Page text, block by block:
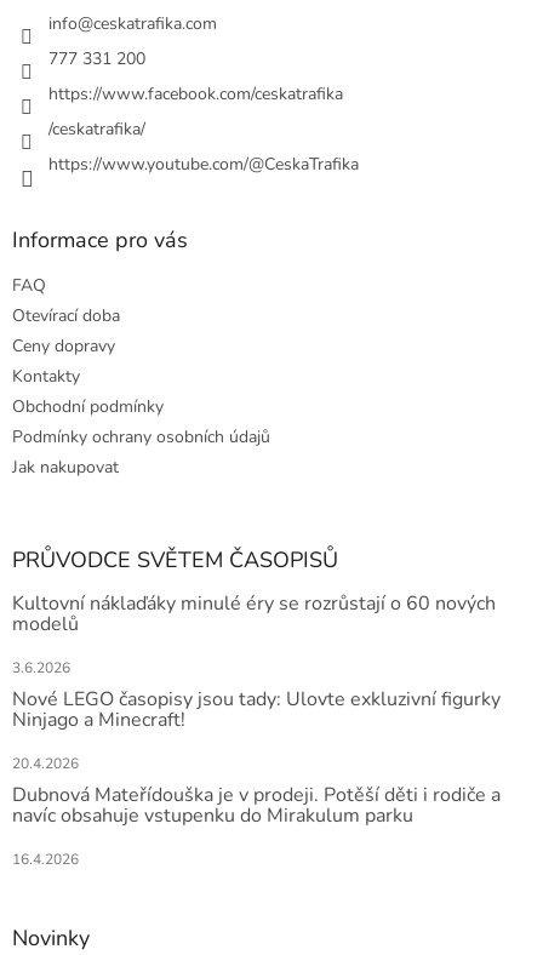
info@ceskatrafika.com
777 331 200
https://www.facebook.com/ceskatrafika
/ceskatrafika/
https://www.youtube.com/@CeskaTrafika
Informace pro vás
FAQ
Otevírací doba
Ceny dopravy
Kontakty
Obchodní podmínky
Podmínky ochrany osobních údajů
Jak nakupovat
PRŮVODCE SVĚTEM ČASOPISŮ
Kultovní náklaďáky minulé éry se rozrůstají o 60 nových
modelů
3.6.2026
Nové LEGO časopisy jsou tady: Ulovte exkluzivní figurky
Ninjago a Minecraft!
20.4.2026
Dubnová Mateřídouška je v prodeji. Potěší děti i rodiče a
navíc obsahuje vstupenku do Mirakulum parku
16.4.2026
Novinky